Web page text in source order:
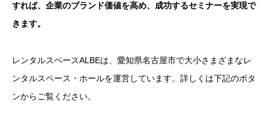
すれば、企業のブランド価値を高め、成功するセミナーを実現で
きます。
レンタルスペースALBEは、愛知県名古屋市で大小さまざまなレ
ンタルスペース・ホールを運営しています。詳しくは下記のボタ
ンからご覧ください。